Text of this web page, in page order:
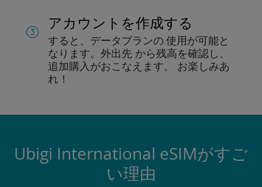
アカウントを作成する
すると、データプランの.使用が可能と
なります。 外出先 から残高を確認し、
追加購入がおこなえます。
お楽しみあ
れ！
Ubigi International eSIMがすご
い理由